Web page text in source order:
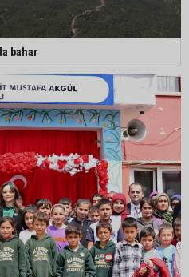
bahar